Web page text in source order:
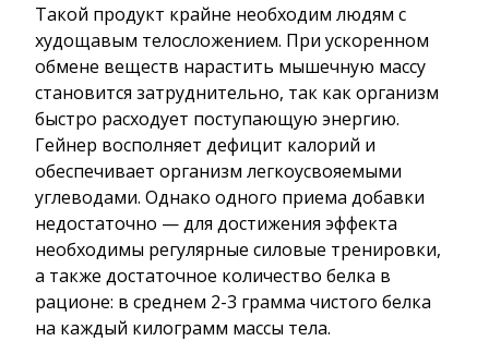
Такой продукт крайне необходим людям с
худощавым телосложением. При ускоренном
обмене веществ нарастить мышечную массу
становится затруднительно, так как организм
быстро расходует поступающую энергию.
Гейнер восполняет дефицит калорий и
обеспечивает организм легкоусвояемыми
углеводами. Однако одного приема добавки
недостаточно — для достижения эффекта
необходимы регулярные силовые тренировки,
а также достаточное количество белка в
рационе: в среднем 2-3 грамма чистого белка
на каждый килограмм массы тела.